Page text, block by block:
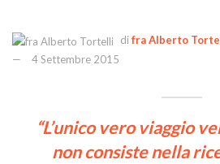
difra Alberto
4 Settembre 2015
“L’unico vero viaggio
non consiste nella